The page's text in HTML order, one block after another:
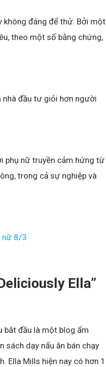
không đáng để thử. Bởi một
theo một số bằng chứng,
nhà đầu tư giỏi hơn người
phụ nữ truyền cảm hứng từ
trong cả sự nghiệp và
nữ 8/3
Ella”
bắt đầu là một blog ẩm
dạy nấu ăn bán chạy
Ella Mills hiện nay có hơn 1